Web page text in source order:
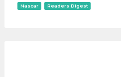
Nascar
Readers Digest